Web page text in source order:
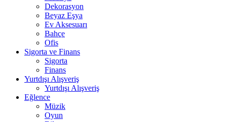
Dekorasyon
Beyaz Eşya
Ev Aksesuarı
Bahçe
Ofis
Sigorta ve Finans
Sigorta
Finans
Yurtdışı Alışveriş
Yurtdışı Alışveriş
Eğlence
Müzik
Oyun